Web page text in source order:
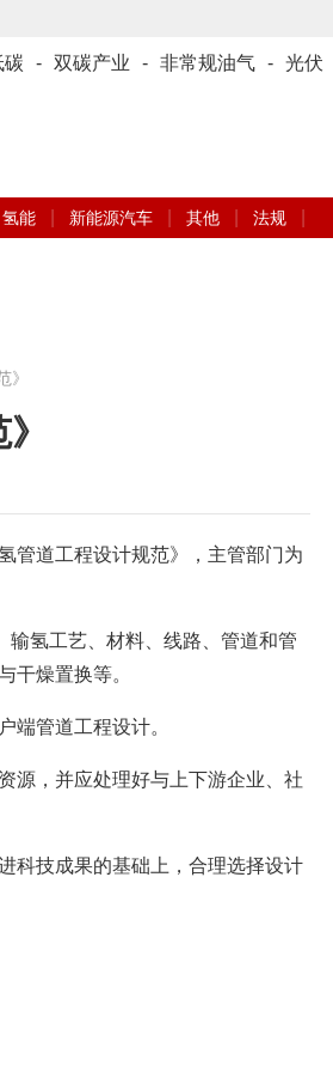
碳 - 双碳产业 - 非常规油气 - 光伏
氢能 新能源汽车 其他 法规
》
管道工程设计规范》，主管部门为
氢工艺、材料、线路、管道和管
干燥置换等。
端管道工程设计。
源，并应处理好与上下游企业、社
科技成果的基础上，合理选择设计